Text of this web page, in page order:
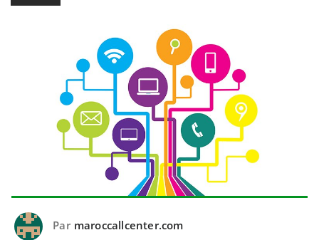
Par maroccallcenter.com